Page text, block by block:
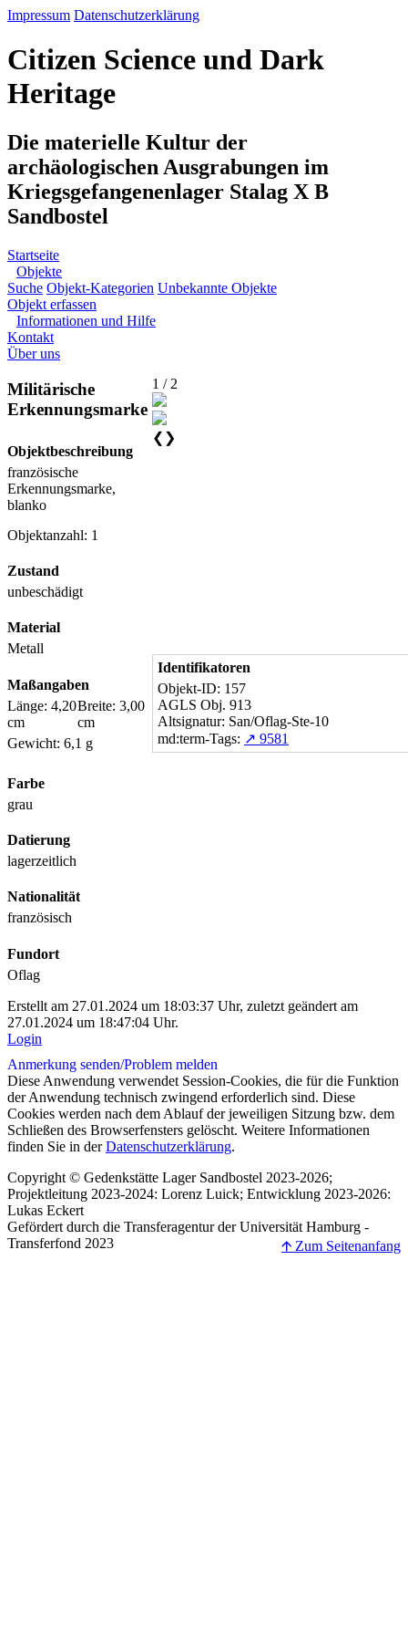
Impressum Datenschutzerklärung
Citizen Science und Dark
Heritage
Die materielle Kultur der
archäologischen Ausgrabungen im
Kriegsgefangenenlager Stalag X B
Sandbostel
Startseite
Objekte
Suche Objekt-Kategorien Unbekannte Objekte
Objekt erfassen
Informationen und Hilfe
Kontakt
Über uns
Militärische
Erkennungsmarke
Objektbeschreibung
französische
Erkennungsmarke,
blanko
Objektanzahl: 1
Zustand
unbeschädigt
Material
Metall
Maßangaben
Länge: 4,20
cm
Breite: 3,00
cm
Gewicht: 6,1 g
Farbe
grau
Datierung
lagerzeitlich
Nationalität
französisch
1 / 2
❮ ❯
Identifikatoren
Objekt-ID: 157
AGLS Obj. 913
Altsignatur: San/Oflag-Ste-10
md:term-Tags: ↗ 9581
Fundort
Oflag
Erstellt am 27.01.2024 um 18:03:37 Uhr, zuletzt geändert am
27.01.2024 um 18:47:04 Uhr.
Login
Anmerkung senden/Problem melden
Diese Anwendung verwendet Session-Cookies, die für die Funktion
der Anwendung technisch zwingend erforderlich sind. Diese
Cookies werden nach dem Ablauf der jeweiligen Sitzung bzw. dem
Schließen des Browserfensters gelöscht. Weitere Informationen
finden Sie in derDatenschutzerklärung.
Copyright © Gedenkstätte Lager Sandbostel 2023-2026;
Projektleitung 2023-2024: Lorenz Luick; Entwicklung 2023-2026:
Lukas Eckert
Gefördert durch die Transferagentur der Universität Hamburg -
Transferfond 2023
🡩 Zum Seitenanfang